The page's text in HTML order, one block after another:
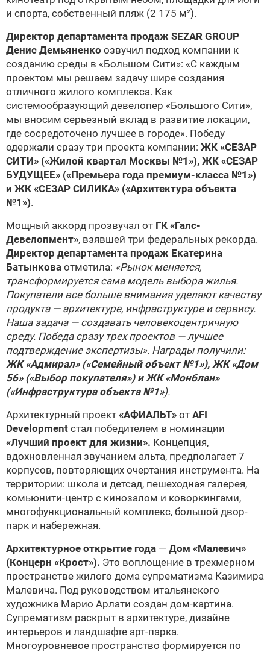
и спорта, собственный пляж (2 175 м²).
Директор департамента продаж SEZAR GROUP
Денис Демьяненко озвучил подход компании к
созданию среды в «Большом Сити»: «С каждым
проектом мы решаем задачу шире создания
отличного жилого комплекса. Как
системообразующий девелопер «Большого Сити»,
мы вносим серьезный вклад в развитие локации,
где сосредоточено лучшее в городе». Победу
одержали сразу три проекта компании: ЖК «СЕЗАР
СИТИ» («Жилой квартал Москвы №1»), ЖК «СЕЗАР
БУДУЩЕЕ» («Премьера года премиум-класса №1»)
и ЖК «СЕЗАР СИЛИКА» («Архитектура объекта
№1»).
Мощный аккорд прозвучал от ГК «Галс-
Девелопмент», взявшей три федеральных рекорда.
Директор департамента продаж Екатерина
Батынкова отметила: «Рынок меняется,
трансформируется сама модель выбора жилья.
Покупатели все больше внимания уделяют качеству
продукта — архитектуре, инфраструктуре и сервису.
Наша задача — создавать человекоцентричную
среду. Победа сразу трех проектов — лучшее
подтверждение экспертизы». Награды получили:
ЖК «Адмирал» («Семейный объект №1»), ЖК «Дом
56» («Выбор покупателя») и ЖК «Монблан»
(«Инфраструктура объекта №1»).
Архитектурный проект «АФИАЛЬТ» от AFI
Development стал победителем в номинации
«Лучший проект для жизни». Концепция,
вдохновленная звучанием альта, предполагает 7
корпусов, повторяющих очертания инструмента. На
территории: школа и детсад, пешеходная галерея,
комьюнити-центр с кинозалом и коворкингами,
многофункциональный комплекс, большой двор-
парк и набережная.
Архитектурное открытие года — Дом «Малевич»
(Концерн «Крост»). Это воплощение в трехмерном
пространстве жилого дома супрематизма Казимира
Малевича. Под руководством итальянского
художника Марио Арлати создан дом-картина.
Супрематизм раскрыт в архитектуре, дизайне
интерьеров и ландшафте арт-парка.
Многоуровневое пространство формируется по